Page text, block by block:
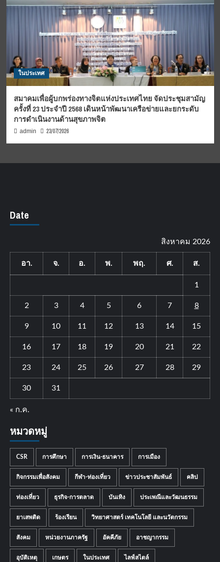
ในประเทศ
สมาคมเพื่อผู้บกพร่องทางจิตแห่งประเทศไทย จัดประชุมสามัญ
ครั้งที่ 23 ประจำปี 2568 เดินหน้าพัฒนาเครือข่ายและยกระดับ
การดำเนินงานด้านสุขภาพจิต
admin 23/07/2026
Date
สิงหาคม 2026
อา. จ. อ. พ. พฤ. ศ. ส.
1
2 3 4 5 6 7 8
9 10 11 12 13 14 15
16 17 18 19 20 21 22
23 24 25 26 27 28 29
30 31
« ก.ค.
หมวดหมู่
CSR การศึกษา การเงิน-ธนาคาร การเมือง
กิจกรรมเพื่อสังคม กีฬา-ท่องเที่ยว ข่าวประชาสัมพันธ์ คลิป
ท่องเที่ยว ธุรกิจ-การตลาด บันเทิง ประเพณีและวัฒนธรรม
ยาเสพติด ร้องเรียน วิทยาศาสตร์ เทคโนโลยี และนวัตกรรม
สังคม หน่วยงานภาครัฐ อัคคีภัย อาชญากรรม
อุบัติเหตุ เกษตร ในประเทศ ไลฟ์สไตล์